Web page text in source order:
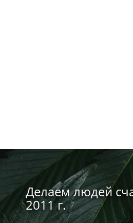
Делаем людей
2011 г.